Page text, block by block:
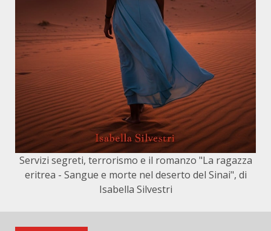
Servizi segreti, terrorismo e il romanzo "La ragazza
eritrea - Sangue e morte nel deserto del Sinai", di
Isabella Silvestri